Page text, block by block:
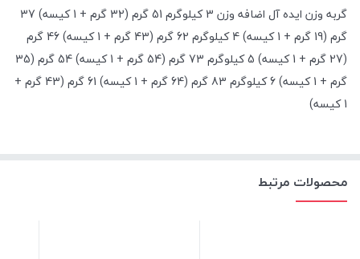
گربه وزن ایده آل اضافه وزن 3 کیلوگرم 51 گرم (32 گرم + 1 کیسه) 37
گرم (19 گرم + 1 کیسه) 4 کیلوگرم 62 گرم (43 گرم + 1 کیسه) 46 گرم
(27 گرم + 1 کیسه) 5 کیلوگرم 73 گرم (54 گرم + 1 کیسه) 54 گرم (35
گرم + 1 کیسه) 6 کیلوگرم 83 گرم (64 گرم + 1 کیسه) 61 گرم (43 گرم +
1 کیسه)
محصولات مرتبط